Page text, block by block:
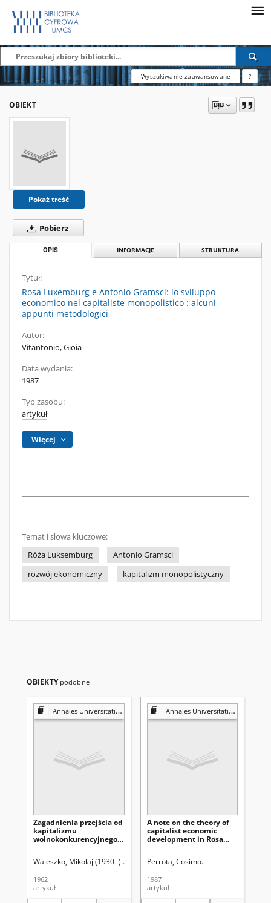
Wyszukiwanie zaawansowane ?
OBIEKT
Pokaż treść
Pobierz
OPIS INFORMACJE STRUKTURA
Tytuł:
Rosa Luxemburg e Antonio Gramsci: lo sviluppo
economico nel capitaliste monopolistico : alcuni
appunti metodologici
Autor:
Vitantonio, Gioia
Data wydania:
1987
Typ zasobu:
artykuł
Więcej
Temat i słowa kluczowe:
Róża Luksemburg
Antonio Gramsci
rozwój ekonomiczny
kapitalizm monopolistyczny
OBIEKTY podobne
Annales Universitatis Mariae Curie-Skłodowska. Sectio G, Ius
Zagadnienia przejścia od
kapitalizmu
wolnokonkurencyjnego
ujęciu E. Abramowskiego
Waleszko, Mikołaj (1930- ) Uniwersytet Marii Curie-Skłodowskiej
1962
artykuł
Annales Universitatis Mariae Curie-Skłodowska. Sectio H, Oeconomia
A note on the theory of
capitalist economic
development in Rosa
Perrota, Cosimo.
1987
artykuł